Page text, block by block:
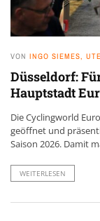
VON INGO SIEMES,
Düsseldorf:
Hauptstadt
Die Cyclingworld
geöffnet und
Saison 2026. Damit
WEITERLESEN